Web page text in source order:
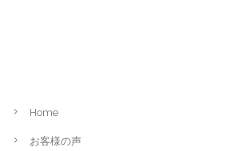
Home
お客様の声